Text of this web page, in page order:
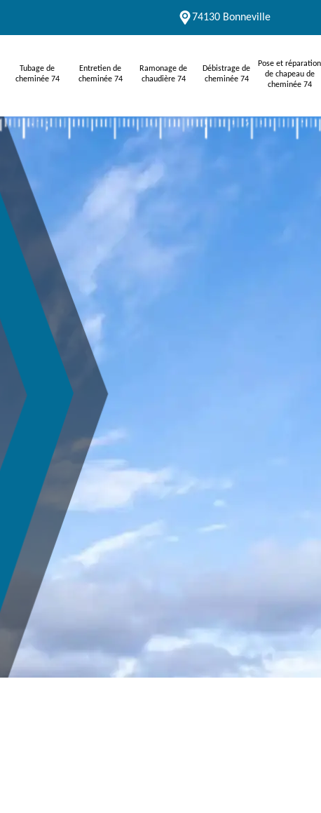
74130 Bonneville
Tubage de
cheminée 74
Entretien de
cheminée 74
Ramonage de
chaudière 74
Débistrage de
cheminée 74
Pose et réparation
de chapeau de
cheminée 74